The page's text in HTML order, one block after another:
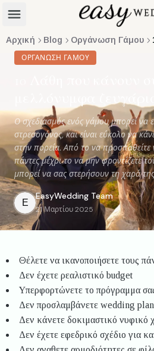
Αρχική Blog Οργάνωση Γάμου
ΟΡΓΆΝΩΣΗ ΓΆΜΟΥ
μελλόνυμφα ζευγάρια
Ο σχεδιασμός ενός γάμου μπορεί να
στρεσογόνος, και είναι εύκολο να
στην πορεία. Από το να προσπαθείτε
πάντες μέχρι το να μην φροντίζετε
μπορεί να σας στερήσουν τη χαρά
E
EasyWedding Team
21 Μαρτίου 2025
Θέλετε να ικανοποιήσετε τους
Δεν έχετε ρεαλιστικό budget
Υπερφορτώνετε το πρόγραμμα
Δεν προσλαμβάνετε wedding
Δεν κάνετε δοκιμαστικό νυφικό
Δεν έχετε εφεδρικό σχέδιο για